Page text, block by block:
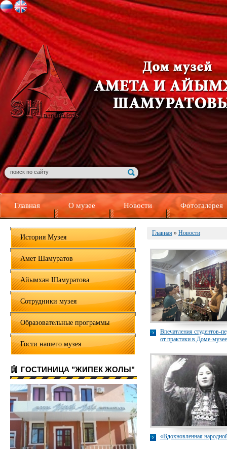
Главная О музее Новости Фотогалерея
История Музея
Амет Шамуратов
Айымхан Шамуратова
Сотрудники музея
Образовательные программы
Гости нашего музея
ГОСТИНИЦА "ЖИПЕК ЖОЛЫ"
Главная » Новости
Впечатления студентов-
от практики в Доме-музее
«Вдохновленная